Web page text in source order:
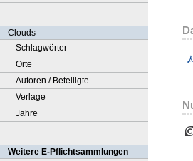
Clouds
Schlagwörter
Orte
Autoren / Beteiligte
Verlage
Jahre
Weitere E-Pflichtsammlungen